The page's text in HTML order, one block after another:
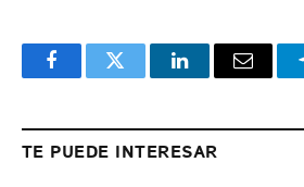
FacebookTwitter LinkedInEmail
TE PUEDE INTERESAR